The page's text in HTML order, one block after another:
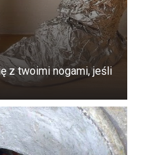
” (…) zaczęli
i zjadać”.
z twoimi nogami, jeśli